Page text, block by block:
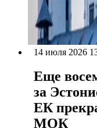
14 июля 2026
Еще
за
ЕК
МОК